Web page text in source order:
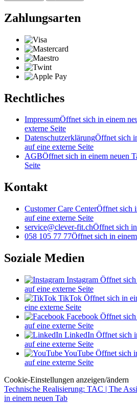
Zahlungsarten
Rechtliches
ImpressumÖffnet sich in einem
externe Seite
DatenschutzerklärungÖffnet sich
auf eine externe Seite
AGBÖffnet sich in einem neuen
Seite
Kontakt
Customer Care CenterÖffnet sich
auf eine externe Seite
service@clever-fit.chÖffnet sich
058 105 77 77Öffnet sich in
Soziale Medien
Instagram Öffnet
auf eine externe Seite
TikTok Öffnet sich in
eine externe Seite
Facebook Öffnet
auf eine externe Seite
LinkedIn Öffnet sich
auf eine externe Seite
YouTube Öffnet sich
auf eine externe Seite
Cookie-Einstellungen anzeigen/ändern
Technische Realisierung: TAC | The
in einem neuen Tab